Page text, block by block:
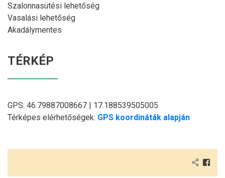
Szalonnasütési lehetőség
Vasalási lehetőség
Akadálymentes
TÉRKÉP
GPS: 46.79887008667 | 17.188539505005
Térképes elérhetőségek: GPS koordináták alapján